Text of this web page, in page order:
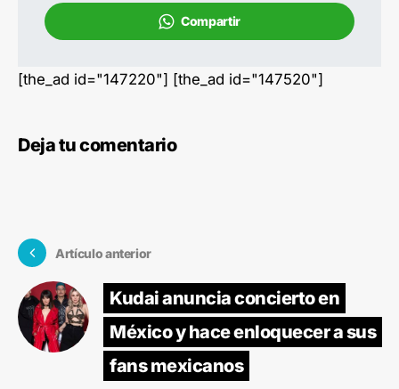
Compartir
[the_ad id="147220"] [the_ad id="147520"]
Deja tu comentario
Artículo anterior
Kudai anuncia concierto en
México y hace enloquecer a sus
fans mexicanos